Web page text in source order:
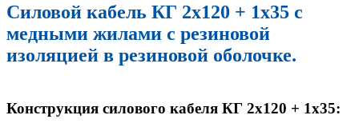
Силовой кабель КГ 2x120 + 1x35 с
медными жилами с резиновой
изоляцией в резиновой оболочке.
Конструкция силового кабеля КГ 2x120 + 1x35: